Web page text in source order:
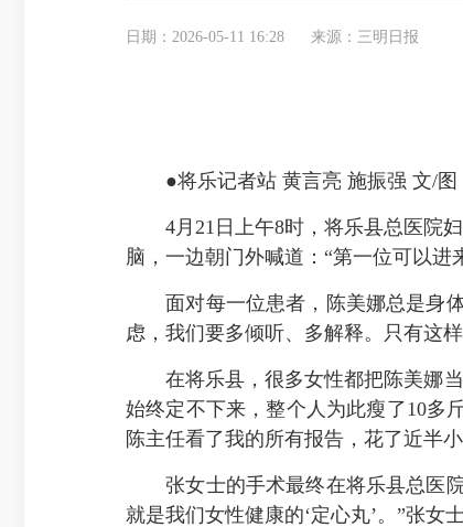
日期：2026-05-11 16:28 来源：三明日报
●将乐记者站 黄言亮 施振强 文/图
4月21日上午8时，将乐县总医院妇
脑，一边朝门外喊道：“第一位可以进
面对每一位患者，陈美娜总是身体
虑，我们要多倾听、多解释。只有这
在将乐县，很多女性都把陈美娜当
始终定不下来，整个人为此瘦了10多
陈主任看了我的所有报告，花了近半
张女士的手术最终在将乐县总医院
就是我们女性健康的‘定心丸’。”张女